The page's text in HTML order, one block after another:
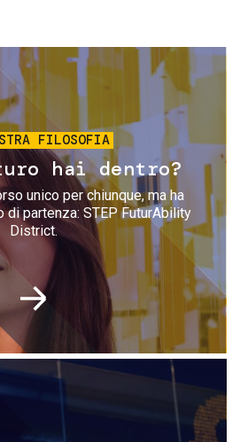
Immagine
FILOSOFIA
hai dentro?
unico per chiunque, ma ha
di partenza: STEP FuturAbility
District.
Immagine